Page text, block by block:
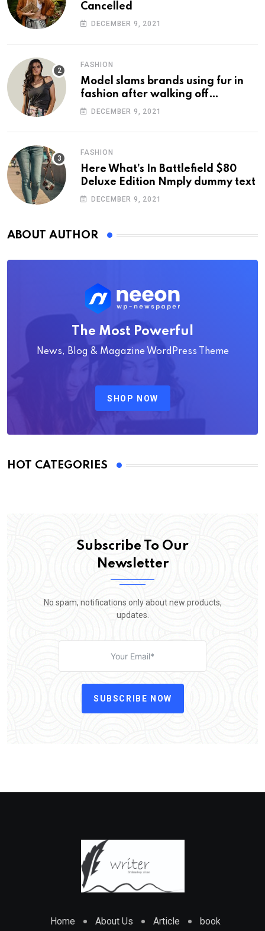
Cancelled
DECEMBER 9, 2021
FASHION
Model slams brands using fur in
fashion after walking off
photoshoot
DECEMBER 9, 2021
FASHION
Here What’s In Battlefield $80
Deluxe Edition Nmply dummy text
DECEMBER 9, 2021
ABOUT AUTHOR
The Most Powerful
News, Blog & Magazine WordPress Theme
SHOP NOW
HOT CATEGORIES
Subscribe To Our
Newsletter
No spam, notifications only about new products,
updates.
SUBSCRIBE NOW
Home About Us Article book